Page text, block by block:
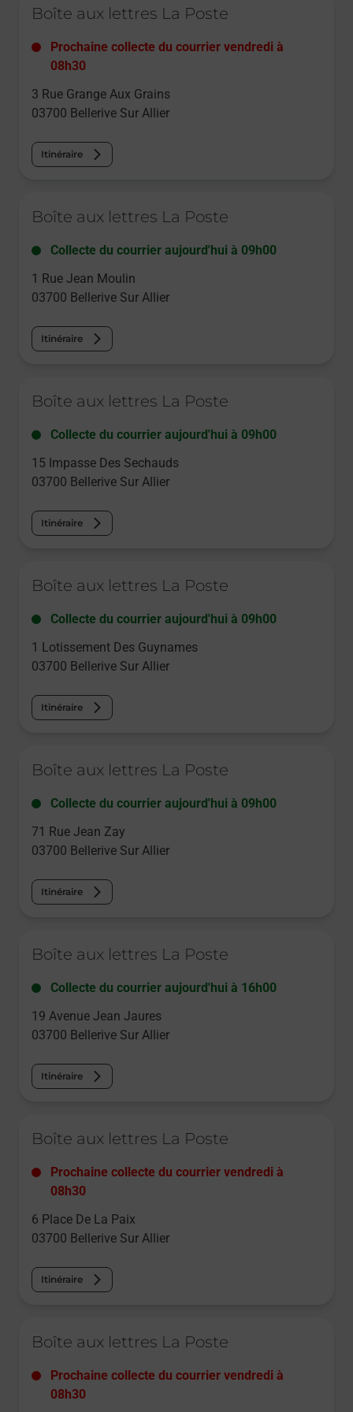
Boîte aux lettres La Poste
Prochaine collecte du courrier vendredi à
08h30
3 Rue Grange Aux Grains
03700 Bellerive Sur Allier
Itinéraire
Boîte aux lettres La Poste
Collecte du courrier aujourd'hui à 09h00
1 Rue Jean Moulin
03700 Bellerive Sur Allier
Itinéraire
Boîte aux lettres La Poste
Collecte du courrier aujourd'hui à 09h00
15 Impasse Des Sechauds
03700 Bellerive Sur Allier
Itinéraire
Boîte aux lettres La Poste
Collecte du courrier aujourd'hui à 09h00
1 Lotissement Des Guynames
03700 Bellerive Sur Allier
Itinéraire
Boîte aux lettres La Poste
Collecte du courrier aujourd'hui à 09h00
71 Rue Jean Zay
03700 Bellerive Sur Allier
Itinéraire
Boîte aux lettres La Poste
Collecte du courrier aujourd'hui à 16h00
19 Avenue Jean Jaures
03700 Bellerive Sur Allier
Itinéraire
Boîte aux lettres La Poste
Prochaine collecte du courrier vendredi à
08h30
6 Place De La Paix
03700 Bellerive Sur Allier
Itinéraire
Boîte aux lettres La Poste
Prochaine collecte du courrier vendredi à
08h30